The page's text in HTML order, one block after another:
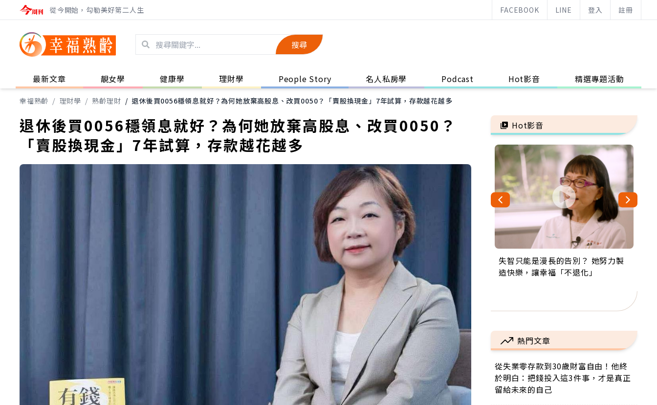
從今開始，勾勒美好第二人生 FACEBOOK LINE 登入 註冊
搜尋
最新文章 靚女學 健康學 理財學 People Story 名人私房學 Podcast Hot影音 精選專題活動
幸福熟齡 / 理財學 / 熟齡理財 / 退休後買0056穩領息就好？為何她放棄高股息、改買0050？「賣股換現金」7年試算，存款越花越多
退休後買0056穩領息就好？為何她放棄高股息、改買0050？
「賣股換現金」7年試算，存款越花越多
Hot影音
失智只能是漫長的告別？ 她努力製
造快樂，讓幸福「不退化」
來自剛果的巧克力神父 為台灣奉獻
36年 「台灣是我的家，我連作夢都
63歲卸矽谷副總、搬回台灣找快
樂！「蛋黃哥小丑」走進安養院，
104歲打破金氏世界紀錄 成為全球
最年長羽球選手，分享長壽的秘密
事業巔峰他選擇追夢…黑手阿伯拉
小提琴還登上小巨蛋！連CNN都大
熱門文章
從失業零存款到30歲財富自由！他終
於明白：把錢投入這3件事，才是真正
留給未來的自己